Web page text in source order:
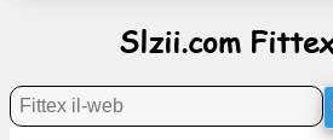
Aħbarijiet
Slzii.com